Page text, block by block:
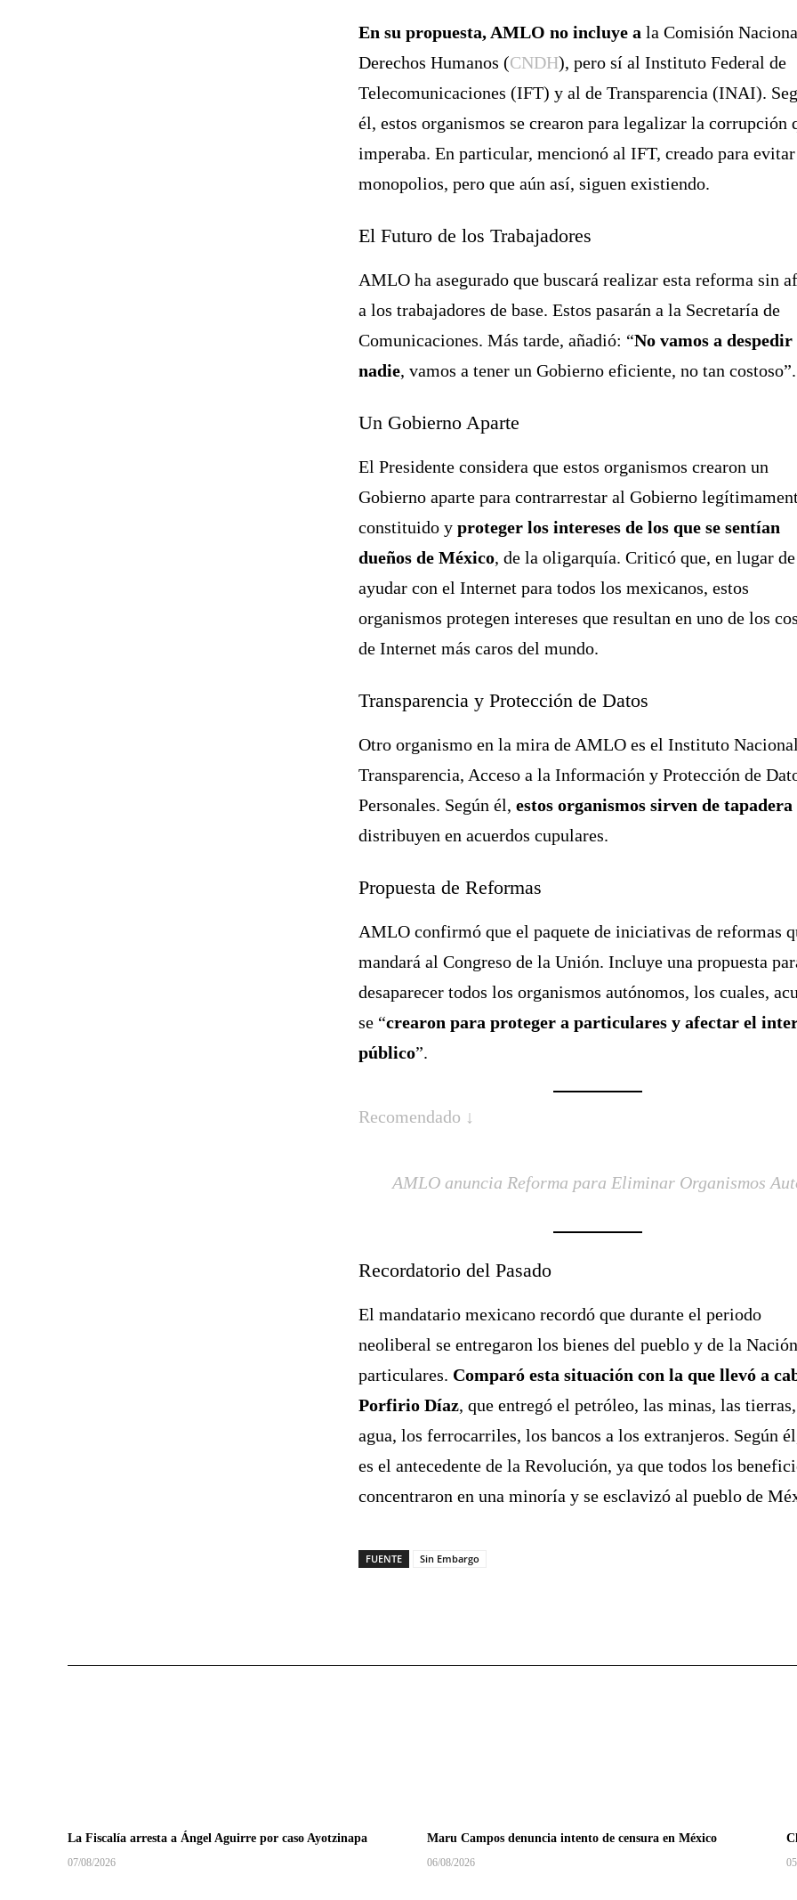
En su propuesta, AMLO no incluye a la Comisión
Derechos Humanos (CNDH), pero sí al Instituto Federal de
Telecomunicaciones (IFT) y al de Transparencia (INAI).
él, estos organismos se crearon para legalizar la corrupción
imperaba. En particular, mencionó al IFT, creado para evitar
monopolios, pero que aún así, siguen existiendo.
El Futuro de los Trabajadores
AMLO ha asegurado que buscará realizar esta reforma sin
a los trabajadores de base. Estos pasarán a la Secretaría de
Comunicaciones. Más tarde, añadió: “No vamos a despedir
nadie, vamos a tener un Gobierno eficiente, no tan costoso”.
Un Gobierno Aparte
El Presidente considera que estos organismos crearon un
Gobierno aparte para contrarrestar al Gobierno
constituido yproteger los intereses de los que se sentían
dueños de México, de la oligarquía. Criticó que, en lugar de
ayudar con el Internet para todos los mexicanos, estos
organismos protegen intereses que resultan en uno de los
de Internet más caros del mundo.
Transparencia y Protección de Datos
Otro organismo en la mira de AMLO es el Instituto
Transparencia, Acceso a la Información y Protección de
Personales. Según él,estos organismos sirven de tapadera
distribuyen en acuerdos cupulares.
Propuesta de Reformas
AMLO confirmó que el paquete de iniciativas de reformas
mandará al Congreso de la Unión. Incluye una propuesta
desaparecer todos los organismos autónomos, los cuales,
se “crearon para proteger a particulares y afectar el
público”.
Recomendado ↓
AMLO anuncia Reforma para Eliminar Organismos
Recordatorio del Pasado
El mandatario mexicano recordó que durante el periodo
neoliberal se entregaron los bienes del pueblo y de la
particulares. Comparó esta situación con la que llevó a
Porfirio Díaz, que entregó el petróleo, las minas, las
agua, los ferrocarriles, los bancos a los extranjeros. Según
es el antecedente de la Revolución, ya que todos los
concentraron en una minoría y se esclavizó al pueblo de
FUENTE Sin Embargo
La Fiscalía arresta a Ángel Aguirre por caso Ayotzinapa
07/08/2026
Maru Campos denuncia intento de censura en México
06/08/2026